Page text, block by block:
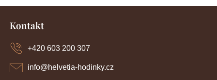
Kontakt
info@helvetia-hodinky.cz
+420 603 200 307